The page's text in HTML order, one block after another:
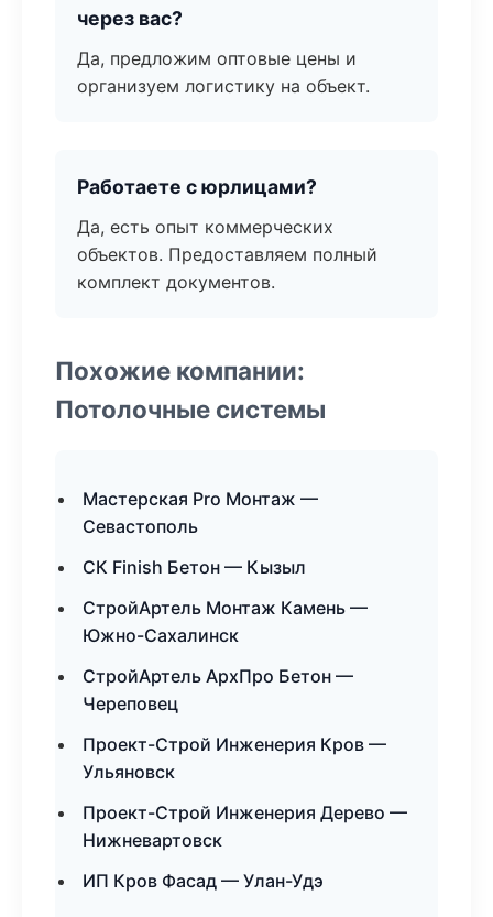
через вас?
Да, предложим оптовые цены и
организуем логистику на объект.
Работаете с юрлицами?
Да, есть опыт коммерческих
объектов. Предоставляем полный
комплект документов.
Похожие компании:
Потолочные системы
Мастерская Pro Монтаж —
Севастополь
СК Finish Бетон — Кызыл
СтройАртель Монтаж Камень —
Южно-Сахалинск
СтройАртель АрхПро Бетон —
Череповец
Проект-Строй Инженерия Кров —
Ульяновск
Проект-Строй Инженерия Дерево —
Нижневартовск
ИП Кров Фасад — Улан-Удэ